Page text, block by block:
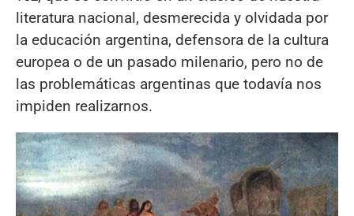
literatura nacional, desmerecida y olvidada por
la educación argentina, defensora de la cultura
europea o de un pasado milenario, pero no de
las problemáticas argentinas que todavía nos
impiden realizarnos.